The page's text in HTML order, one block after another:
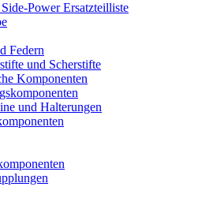
Power Ersatzteilliste
Federn
und Scherstifte
Komponenten
und Halterungen